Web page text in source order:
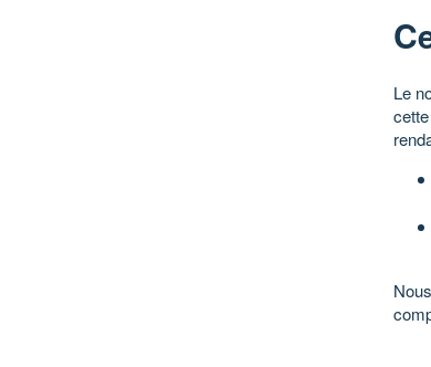
Le